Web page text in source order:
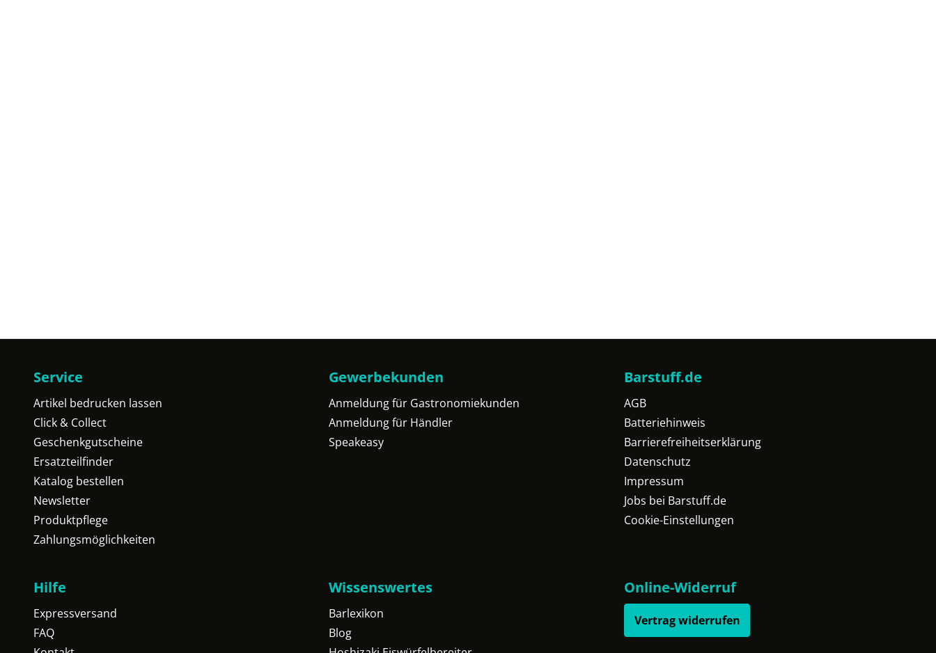
Service
Artikel bedrucken lassen
Click & Collect
Geschenkgutscheine
Ersatzteilfinder
Katalog bestellen
Newsletter
Produktpflege
Zahlungsmöglichkeiten
Gewerbekunden
Anmeldung für Gastronomiekunden
Anmeldung für Händler
Speakeasy
Barstuff.de
AGB
Batteriehinweis
Barrierefreiheitserklärung
Datenschutz
Impressum
Jobs bei Barstuff.de
Cookie-Einstellungen
Hilfe
Expressversand
FAQ
Wissenswertes
Barlexikon
Blog
Online-Widerruf
Vertrag widerrufen